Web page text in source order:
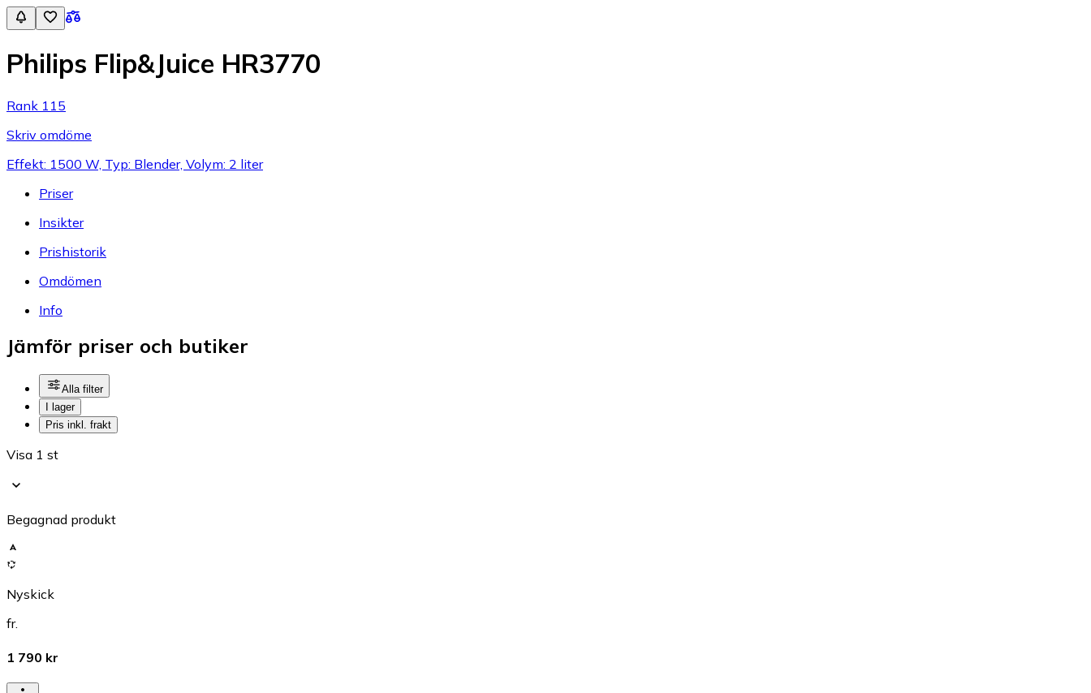
Philips Flip&Juice HR3770
Rank 115
Skriv omdöme
Effekt: 1500 W, Typ: Blender, Volym: 2 liter
Priser
Insikter
Prishistorik
Omdömen
Info
Jämför priser och butiker
Alla filter
I lager
Pris inkl. frakt
Visa 1 st
Begagnad produkt
Nyskick
fr.
1 790 kr